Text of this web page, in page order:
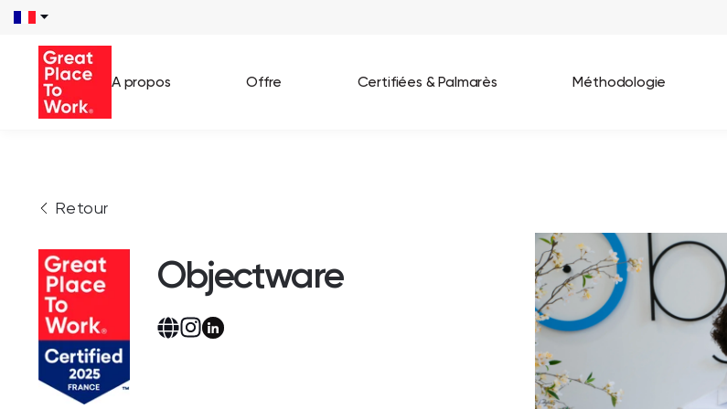
A propos Offre Certifiées & Palmarès
Great Place To Work In Tech 2026
Best Workplaces For Women 2025
Best Workplaces Europe 2025
Tous nos palmarès
Méthodologie
Retour
Objectware